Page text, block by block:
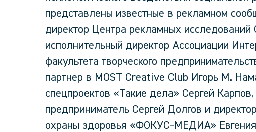
представлены известные в рекламном
директор Центра рекламных
исполнительный директор Ассоциации
факультета творческого
партнер в MOST Creative Club Игорь М.
спецпроектов «Такие дела» Сергей
предприниматель Сергей Долгов и
охраны здоровья «ФОКУС-МЕДИА» Евгения